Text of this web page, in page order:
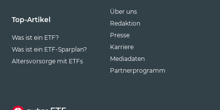
Top-Artikel
Was ist ein ETF?
Was ist ein ETF-Sparplan?
Altersvorsorge mit ETFs
Über uns
Redaktion
Presse
Karriere
Mediadaten
Partnerprogramm